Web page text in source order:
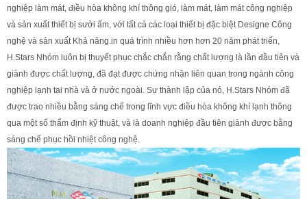
nghiệp làm mát, điều hòa không khí thông gió, làm mát, làm mát công nghiệp
và sản xuất thiết bị sưởi ấm, với tất cả các loại thiết bị đặc biệt Designe Công
nghệ và sản xuất Khả năng.in quá trình nhiều hơn hơn 20 năm phát triển,
H.Stars Nhóm luôn bị thuyết phục chắc chắn rằng chất lượng là lần đầu tiên và
giành được chất lượng, đã đạt được chứng nhận liên quan trong ngành công
nghiệp lạnh tại nhà và ở nước ngoài. Sự thành lập của nó, H.Stars Nhóm đã
được trao nhiều bằng sáng chế trong lĩnh vực điều hòa không khí lạnh thông
qua một số thẩm định kỹ thuật, và là doanh nghiệp đầu tiên giành được bằng
sáng chế phục hồi nhiệt công nghệ.